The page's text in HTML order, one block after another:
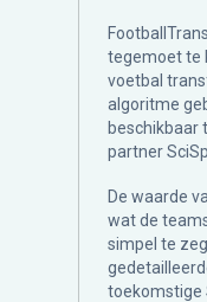
tegemoet te
voetbal
algoritme
beschikbaar
partner
De waarde
wat de
simpel te
toekomstige